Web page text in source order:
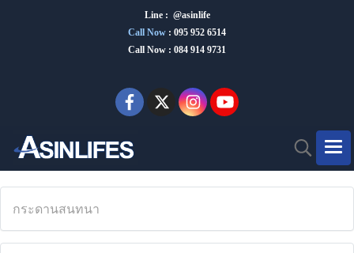
Line : @asinlife
Call Now : 095 952 6514
Call Now : 084 914 9731
กระดานสนทนา